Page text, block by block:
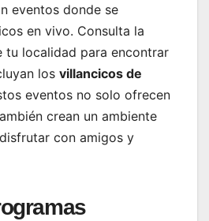
eventos donde se
en vivo. Consulta la
tu localidad para encontrar
los villancicos de
eventos no solo ofrecen
crean un ambiente
con amigos y